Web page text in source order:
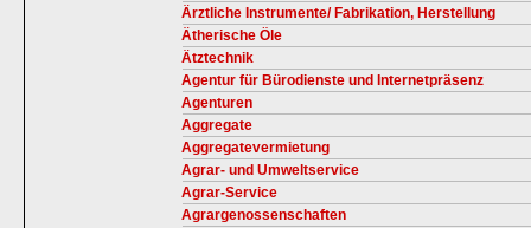
Ärztliche Instrumente/ Fabrikation, Herstellung
Ätherische Öle
Ätztechnik
Agentur für Bürodienste und Internetpräsenz
Agenturen
Aggregate
Aggregatevermietung
Agrar- und Umweltservice
Agrar-Service
Agrargenossenschaften